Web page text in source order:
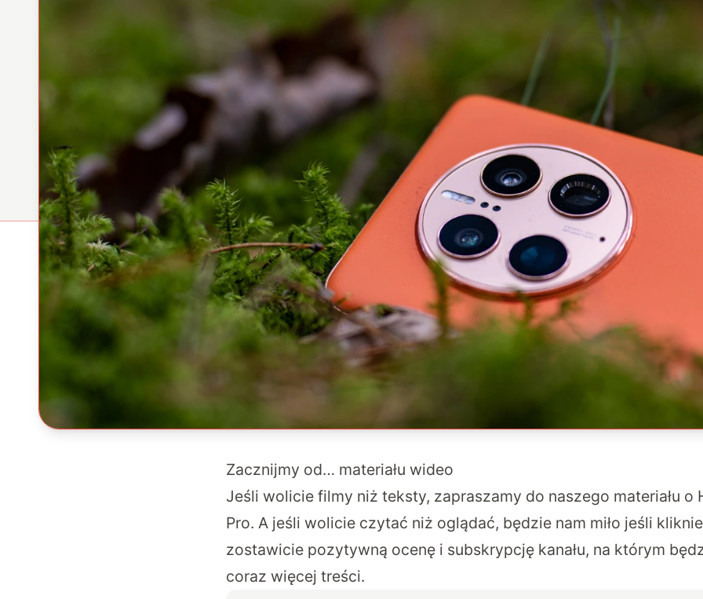
Zacznijmy od… materiału wideo
Jeśli wolicie filmy niż teksty, zapraszamy do naszego materiału o
Pro. A jeśli wolicie czytać niż oglądać, będzie nam miło jeśli
zostawicie pozytywną ocenę i subskrypcję kanału, na którym
coraz więcej treści.